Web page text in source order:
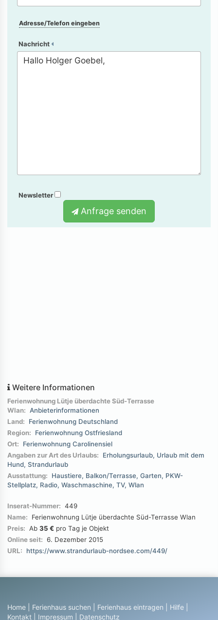
Adresse/Telefon eingeben
Nachricht
Newsletter
Anfrage senden
Weitere Informationen
Ferienwohnung Lütje überdachte Süd-Terrasse
Wlan: Anbieterinformationen
Land:
Ferienwohnung Deutschland
Region:
Ferienwohnung Ostfriesland
Ort:
Ferienwohnung Carolinensiel
Angaben zur Art des Urlaubs:
Erholungsurlaub Urlaub mit dem
Hund Strandurlaub
Ausstattung:
Haustiere Balkon/Terrasse Garten
PKW-
Stellplatz Radio Waschmaschine TV Wlan
Inserat-Nummer: 449
Name:
Ferienwohnung Lütje überdachte Süd-Terrasse Wlan
Preis: Ab 35 € pro Tag je Objekt
Online seit: 6. Dezember 2015
URL:
https://www.strandurlaub-nordsee.com/449/
Home Ferienhaus suchen Ferienhaus eintragen Hilfe
Kontakt
Impressum Datenschutz